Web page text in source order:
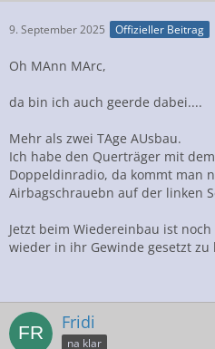
9. September 2025 Offizieller Beitrag
Oh MAnn MArc,
da bin ich auch geerde dabei....
Mehr als zwei TAge AUsbau.
Ich habe den Querträger mit
Doppeldinradio, da kommt man
Airbagschrauebn auf der linken
Jetzt beim Wiedereinbau ist
wieder in ihr Gewinde gesetzt zu
Fridi
na klar